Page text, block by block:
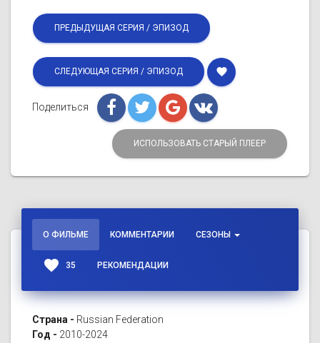
ПРЕДЫДУЩАЯ СЕРИЯ / ЭПИЗОД
СЛЕДУЮЩАЯ СЕРИЯ / ЭПИЗОД favorite
Поделиться
ИСПОЛЬЗОВАТЬ СТАРЫЙ ПЛЕЕР
О ФИЛЬМЕ КОММЕНТАРИИ СЕЗОНЫ
favorite 35 РЕКОМЕНДАЦИИ
Страна - Russian Federation
Год - 2010-2024